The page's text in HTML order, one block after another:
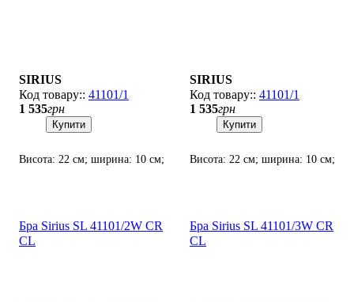
SIRIUS
41101/1
1 535грн
Купити
Висота: 22 см; ширина: 10 см;
SIRIUS
41101/1
1 535грн
Купити
Висота: 22 см; ширина: 10 см;
Бра Sirius SL 41101/2W CR
CL
Бра Sirius SL 41101/3W CR
CL